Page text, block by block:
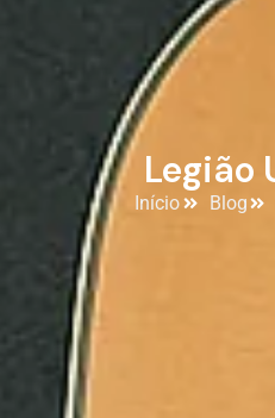
Legião
Início Blog